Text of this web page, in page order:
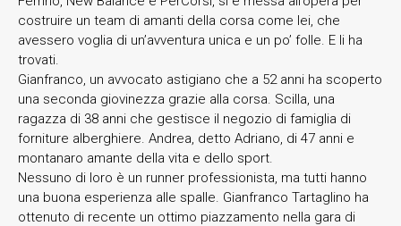
costruire un team di amanti della corsa come lei, che
avessero voglia di un’avventura unica e un po’ folle. E li ha
trovati.
Gianfranco, un avvocato astigiano che a 52 anni ha scoperto
una seconda giovinezza grazie alla corsa. Scilla, una
ragazza di 38 anni che gestisce il negozio di famiglia di
forniture alberghiere. Andrea, detto Adriano, di 47 anni e
montanaro amante della vita e dello sport.
Nessuno di loro è un runner professionista, ma tutti hanno
una buona esperienza alle spalle. Gianfranco Tartaglino ha
ottenuto di recente un ottimo piazzamento nella gara di